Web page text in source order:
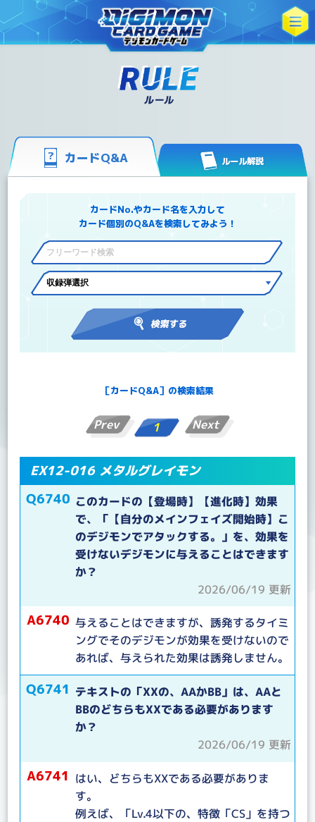
カードQ&A ルール解説
カードNo.やカード名を入力して
カード個別のQ&Aを検索してみよう！
［カードQ&A］の検索結果
Prev 1 Next
EX12-016 メタルグレイモン
Q6740 このカードの【登場時】【進化時】効果
で、「【自分のメインフェイズ開始時】こ
のデジモンでアタックする。」を、効果を
受けないデジモンに与えることはできます
か？
2026/06/19 更新
A6740 与えることはできますが、誘発するタイミ
ングでそのデジモンが効果を受けないので
あれば、与えられた効果は誘発しません。
Q6741 テキストの「XXの、AAかBB」は、AAと
BBのどちらもXXである必要があります
か？
2026/06/19 更新
A6741 はい、どちらもXXである必要がありま
す。
例えば、「Lv.4以下の、特徴「CS」を持つ